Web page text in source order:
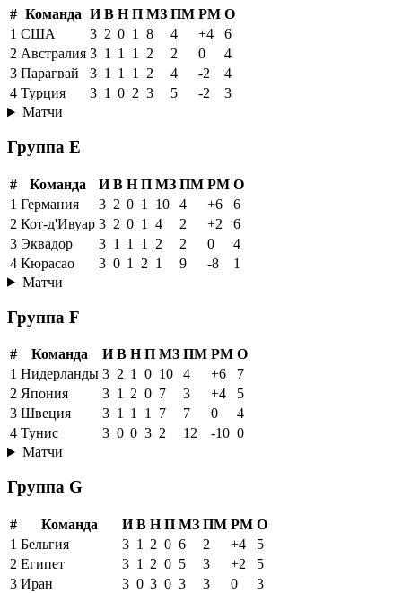
# Команда И В Н П МЗ ПМ РМ О
1 США 3 2 0 1 8 4 +4
6
2 Австралия 3 1 1 1 2 2 0
4
3 Парагвай 3 1 1 1 2 4 -2
4
4 Турция 3 1 0 2 3 5 -2
3
Матчи
Группа E
# Команда И В Н П МЗ ПМ РМ О
1 Германия 3 2 0 1 10 4 +6
6
2 Кот-д'Ивуар 3 2 0 1 4 2 +2
6
3 Эквадор 3 1 1 1 2 2 0
4
4 Кюрасао 3 0 1 2 1 9 -8
1
Матчи
Группа F
# Команда И В Н П МЗ ПМ РМ О
1 Нидерланды 3 2 1 0 10 4 +6
7
2 Япония 3 1 2 0 7 3 +4
5
3 Швеция 3 1 1 1 7 7 0
4
4 Тунис 3 0 0 3 2 12 -10 0
Матчи
Группа G
# Команда И В Н П МЗ ПМ РМ О
1 Бельгия 3 1 2 0 6 2 +4
5
2 Египет 3 1 2 0 5 3 +2
5
3 Иран 3 0 3 0 3 3 0
3